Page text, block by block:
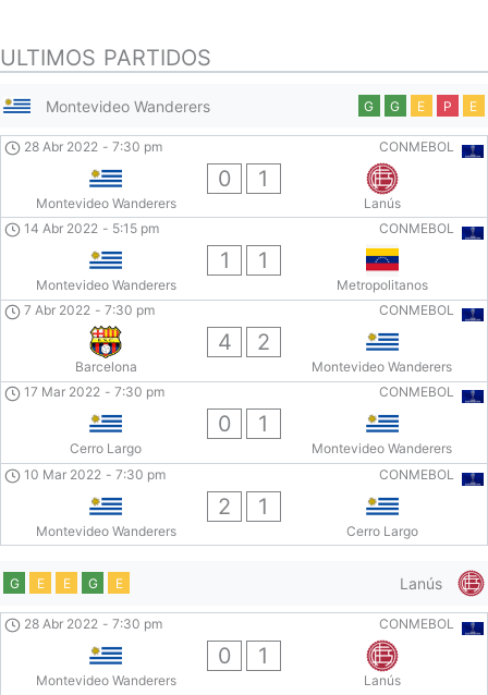
ULTIMOS PARTIDOS
Montevideo Wanderers G G E P E
CONMEBOL
28 Abr 2022 - 7:30 pm
Montevideo Wanderers
0 1
Lanús
CONMEBOL
14 Abr 2022 - 5:15 pm
Montevideo Wanderers
1 1
Metropolitanos
CONMEBOL
7 Abr 2022 - 7:30 pm
Barcelona
4 2
Montevideo Wanderers
CONMEBOL
17 Mar 2022 - 7:30 pm
Cerro Largo
0 1
Montevideo Wanderers
CONMEBOL
10 Mar 2022 - 7:30 pm
Montevideo Wanderers
2 1
Cerro Largo
Lanús
G E E G E
CONMEBOL
28 Abr 2022 - 7:30 pm
Montevideo Wanderers
0 1
Lanús